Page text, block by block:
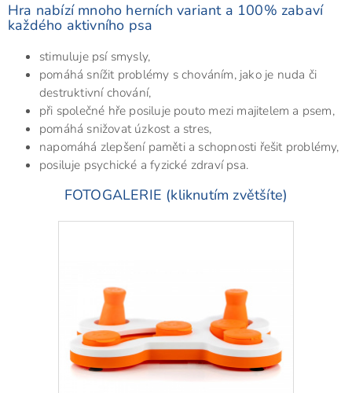
Hra nabízí mnoho herních variant a 100% zabaví
každého aktivního psa
stimuluje psí smysly,
pomáhá snížit problémy s chováním, jako je nuda či
destruktivní chování,
při společné hře posiluje pouto mezi majitelem a psem,
pomáhá snižovat úzkost a stres,
napomáhá zlepšení paměti a schopnosti řešit problémy,
posiluje psychické a fyzické zdraví psa.
FOTOGALERIE (kliknutím zvětšíte)